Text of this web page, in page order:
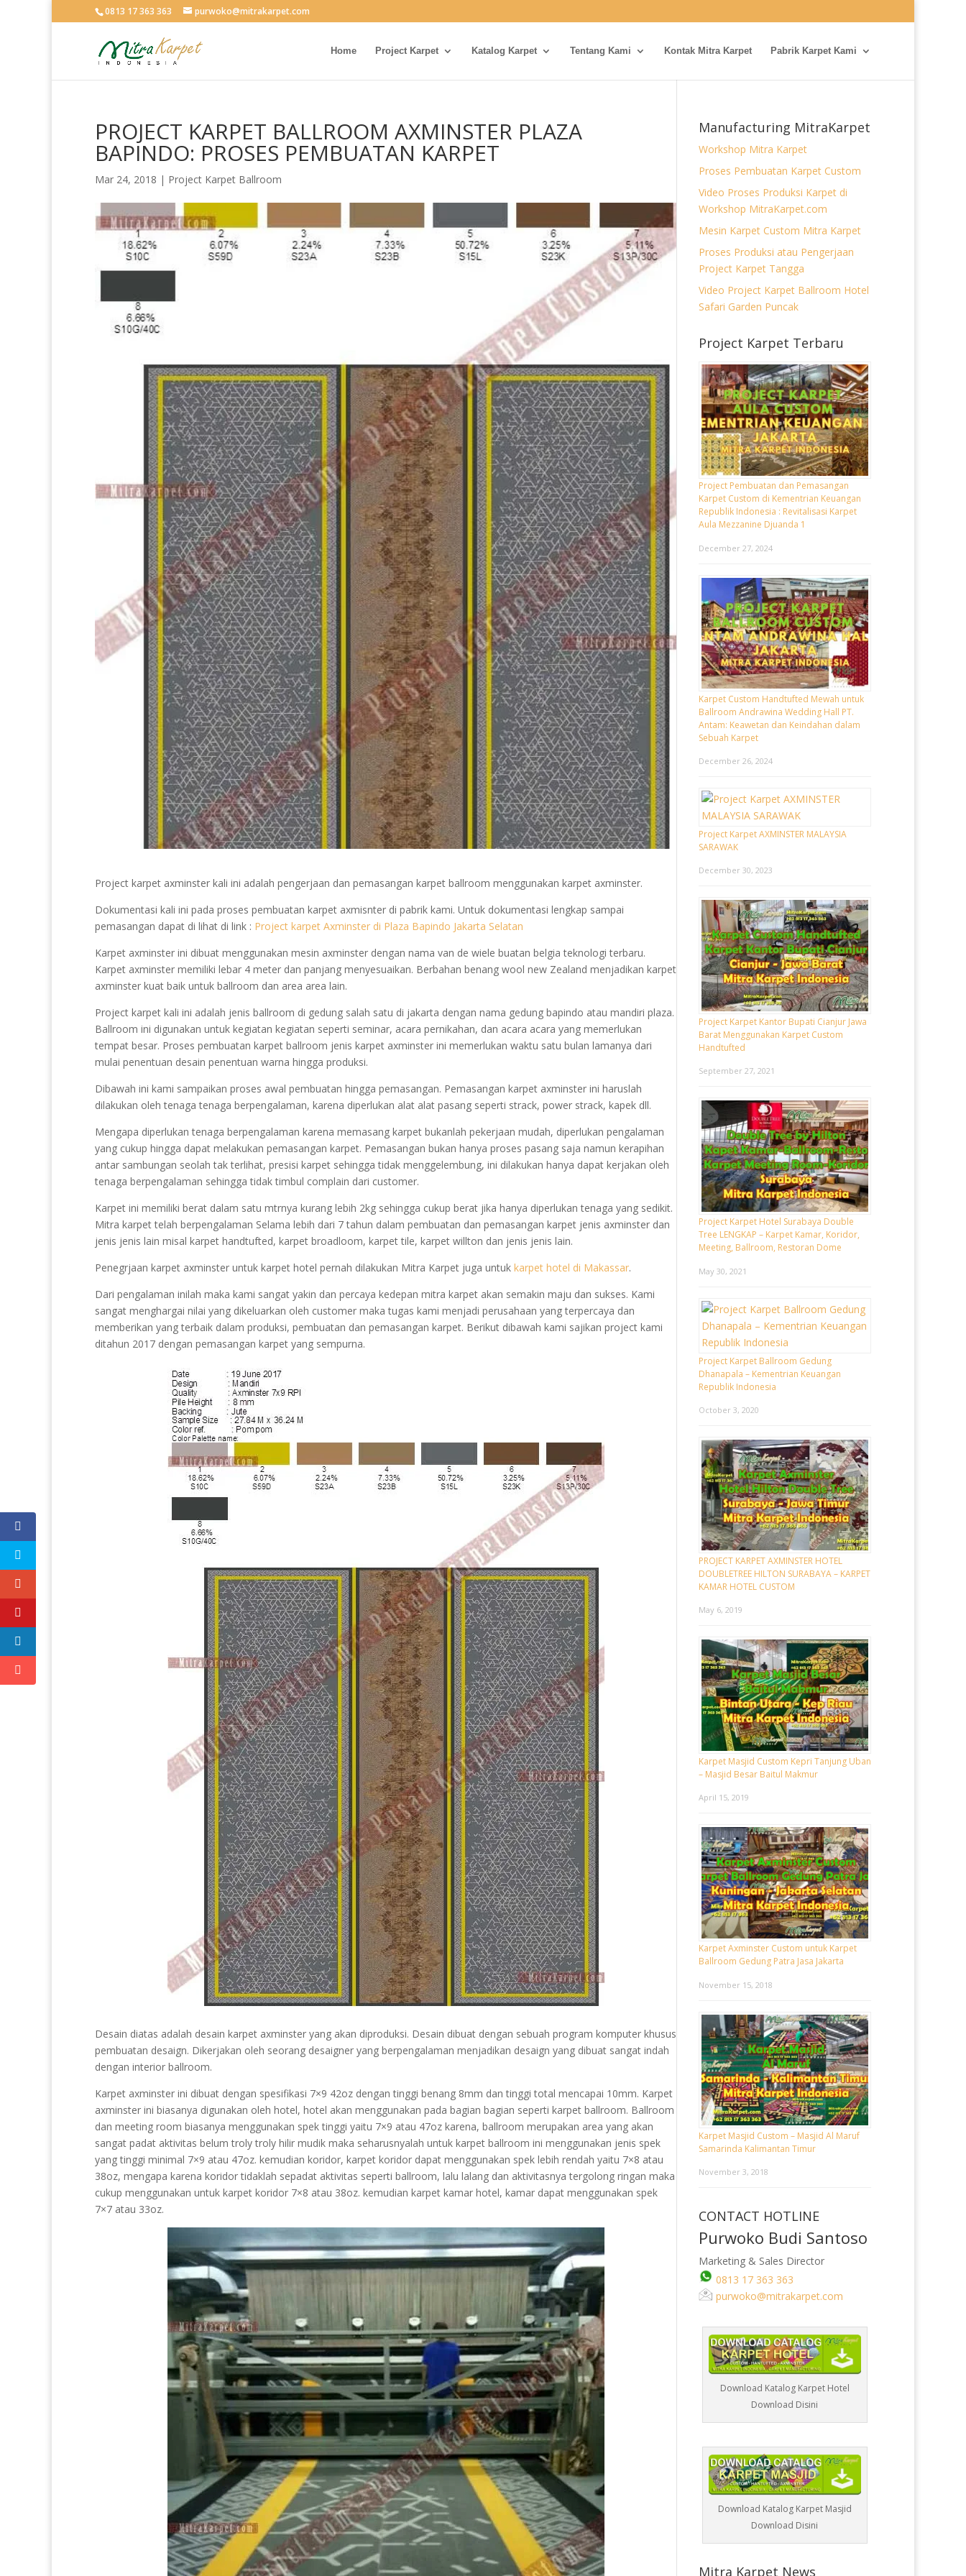
0813 17 363 363 purwoko@mitrakarpet.com
Home Project Karpet Katalog Karpet Tentang Kami Kontak Mitra Karpet Pabrik Karpet Kami
PROJECT KARPET BALLROOM AXMINSTER PLAZA
BAPINDO: PROSES PEMBUATAN KARPET
Mar 24, 2018 | Project Karpet Ballroom
Project karpet axminster kali ini adalah pengerjaan dan pemasangan karpet ballroom menggunakan karpet axminster.
Dokumentasi kali ini pada proses pembuatan karpet axmisnter di pabrik kami. Untuk dokumentasi lengkap sampai
pemasangan dapat di lihat di link : Project karpet Axminster di Plaza Bapindo Jakarta Selatan
Karpet axminster ini dibuat menggunakan mesin axminster dengan nama van de wiele buatan belgia teknologi terbaru.
Karpet axminster memiliki lebar 4 meter dan panjang menyesuaikan. Berbahan benang wool new Zealand menjadikan karpet
axminster kuat baik untuk ballroom dan area area lain.
Project karpet kali ini adalah jenis ballroom di gedung salah satu di jakarta dengan nama gedung bapindo atau mandiri plaza.
Ballroom ini digunakan untuk kegiatan kegiatan seperti seminar, acara pernikahan, dan acara acara yang memerlukan
tempat besar. Proses pembuatan karpet ballroom jenis karpet axminster ini memerlukan waktu satu bulan lamanya dari
mulai penentuan desain penentuan warna hingga produksi.
Dibawah ini kami sampaikan proses awal pembuatan hingga pemasangan. Pemasangan karpet axminster ini haruslah
dilakukan oleh tenaga tenaga berpengalaman, karena diperlukan alat alat pasang seperti strack, power strack, kapek dll.
Mengapa diperlukan tenaga berpengalaman karena memasang karpet bukanlah pekerjaan mudah, diperlukan pengalaman
yang cukup hingga dapat melakukan pemasangan karpet. Pemasangan bukan hanya proses pasang saja namun kerapihan
antar sambungan seolah tak terlihat, presisi karpet sehingga tidak menggelembung, ini dilakukan hanya dapat kerjakan oleh
tenaga berpengalaman sehingga tidak timbul complain dari customer.
Karpet ini memiliki berat dalam satu mtrnya kurang lebih 2kg sehingga cukup berat jika hanya diperlukan tenaga yang sedikit.
Mitra karpet telah berpengalaman Selama lebih dari 7 tahun dalam pembuatan dan pemasangan karpet jenis axminster dan
jenis jenis lain misal karpet handtufted, karpet broadloom, karpet tile, karpet willton dan jenis jenis lain.
Penegrjaan karpet axminster untuk karpet hotel pernah dilakukan Mitra Karpet juga untuk karpet hotel di Makassar.
Dari pengalaman inilah maka kami sangat yakin dan percaya kedepan mitra karpet akan semakin maju dan sukses. Kami
sangat menghargai nilai yang dikeluarkan oleh customer maka tugas kami menjadi perusahaan yang terpercaya dan
memberikan yang terbaik dalam produksi, pembuatan dan pemasangan karpet. Berikut dibawah kami sajikan project kami
ditahun 2017 dengan pemasangan karpet yang sempurna.
Desain diatas adalah desain karpet axminster yang akan diproduksi. Desain dibuat dengan sebuah program komputer khusus
pembuatan desaign. Dikerjakan oleh seorang desaigner yang berpengalaman menjadikan desaign yang dibuat sangat indah
dengan interior ballroom.
Karpet axminster ini dibuat dengan spesifikasi 7×9 42oz dengan tinggi benang 8mm dan tinggi total mencapai 10mm. Karpet
axminster ini biasanya digunakan oleh hotel, hotel akan menggunakan pada bagian bagian seperti karpet ballroom. Ballroom
dan meeting room biasanya menggunakan spek tinggi yaitu 7×9 atau 47oz karena, ballroom merupakan area yang akan
sangat padat aktivitas belum troly troly hilir mudik maka seharusnyalah untuk karpet ballroom ini menggunakan jenis spek
yang tinggi minimal 7×9 atau 47oz. kemudian koridor, karpet koridor dapat menggunakan spek lebih rendah yaitu 7×8 atau
38oz, mengapa karena koridor tidaklah sepadat aktivitas seperti ballroom, lalu lalang dan aktivitasnya tergolong ringan maka
cukup menggunakan untuk karpet koridor 7×8 atau 38oz. kemudian karpet kamar hotel, kamar dapat menggunakan spek
7×7 atau 33oz.
Manufacturing MitraKarpet
Workshop Mitra Karpet
Proses Pembuatan Karpet Custom
Video Proses Produksi Karpet di
Workshop MitraKarpet.com
Mesin Karpet Custom Mitra Karpet
Proses Produksi atau Pengerjaan
Project Karpet Tangga
Video Project Karpet Ballroom Hotel
Safari Garden Puncak
Project Karpet Terbaru
Project Pembuatan dan Pemasangan
Karpet Custom di Kementrian Keuangan
Republik Indonesia : Revitalisasi Karpet
Aula Mezzanine Djuanda 1
December 27, 2024
Karpet Custom Handtufted Mewah untuk
Ballroom Andrawina Wedding Hall PT.
Antam: Keawetan dan Keindahan dalam
Sebuah Karpet
December 26, 2024
Project Karpet AXMINSTER MALAYSIA
SARAWAK
December 30, 2023
Project Karpet Kantor Bupati Cianjur Jawa
Barat Menggunakan Karpet Custom
Handtufted
September 27, 2021
Project Karpet Hotel Surabaya Double
Tree LENGKAP – Karpet Kamar, Koridor,
Meeting, Ballroom, Restoran Dome
May 30, 2021
Project Karpet Ballroom Gedung
Dhanapala – Kementrian Keuangan
Republik Indonesia
October 3, 2020
PROJECT KARPET AXMINSTER HOTEL
DOUBLETREE HILTON SURABAYA – KARPET
KAMAR HOTEL CUSTOM
May 6, 2019
Karpet Masjid Custom Kepri Tanjung Uban
– Masjid Besar Baitul Makmur
April 15, 2019
Karpet Axminster Custom untuk Karpet
Ballroom Gedung Patra Jasa Jakarta
November 15, 2018
Karpet Masjid Custom – Masjid Al Maruf
Samarinda Kalimantan Timur
November 3, 2018
CONTACT HOTLINE
Purwoko Budi Santoso
Marketing & Sales Director
0813 17 363 363
purwoko@mitrakarpet.com
Download Katalog Karpet Hotel
Download Disini
Download Katalog Karpet Masjid
Download Disini
Mitra Karpet News